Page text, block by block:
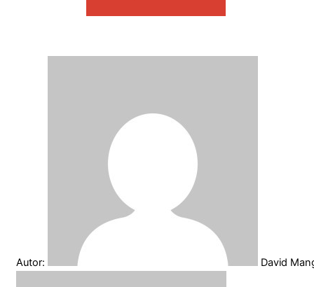
Autor: David